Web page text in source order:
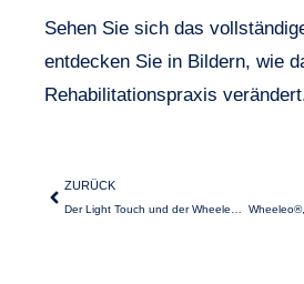
Sehen Sie sich das
entdecken Sie in Bildern, wie
Rehabilitationspraxis
ZURÜCK